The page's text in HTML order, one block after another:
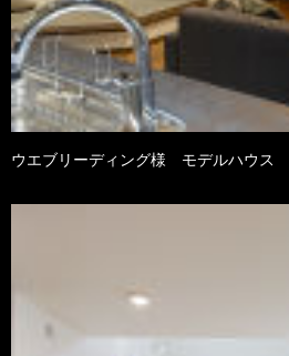
ウエブリーディング様 モデルハウス